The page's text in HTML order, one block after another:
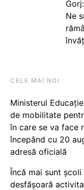
Ne
CELE MAI NOI
Ministerul
de mobilitate
în care se va face
începând cu 20
adresă oficială
Încă mai sunt
desfășoară